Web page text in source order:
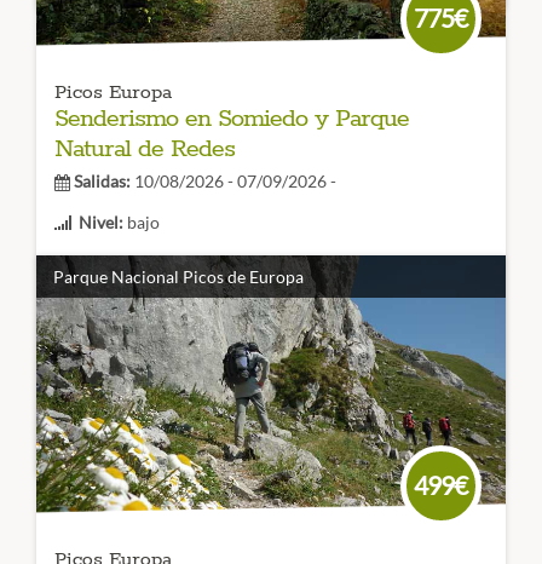
775€
Picos Europa
Senderismo en Somiedo y Parque
Natural de Redes
Salidas: 10/08/2026 - 07/09/2026 -
Nivel: bajo
Duración:
3 días
Parque Natural de Redes y Somiedosin duda una
experiencia extraordinaria y que nos hará disfrutar
plenamente de la naturaleza en estado salvaje ¡Conoce
Asturias desde una nueva perspectiva!
CÓDIGO VIAJE: 014SES
Parque Nacional Picos de Europa
499€